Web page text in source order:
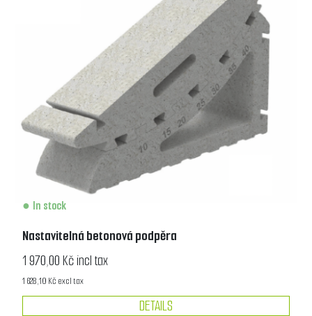
In stock
Nastavitelná betonová podpěra
1 970,00 Kč incl tax
1 628,10 Kč excl tax
DETAILS